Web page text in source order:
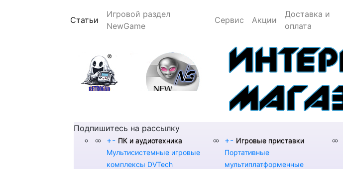
Статьи (current)
Игровой раздел
NewGame
Сервис Акции
Доставка и
оплата
Подпишитесь на рассылку
+- ПК и аудиотехника
Мультисистемные игровые
комплексы DVTech
+- Игровые приставки
Портативные
мультиплатформенные